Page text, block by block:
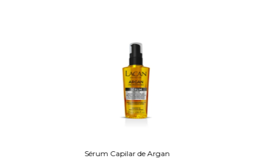
Sérum Capilar de Argan